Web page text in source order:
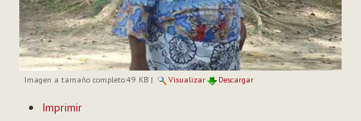
Imagen a tamaño completo:49 KB| Visualizar Descargar
de
Imprimir